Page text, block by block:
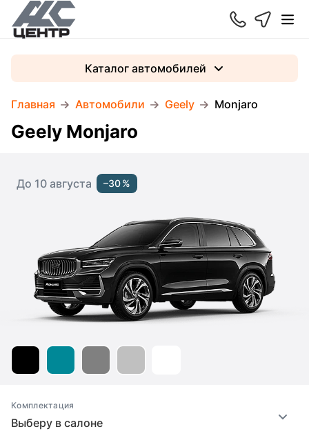
Главная Автомобили Geely Monjaro
Каталог автомобилей
Geely Monjaro
До 10 августа –30 %
Выберу в салоне
Комплектация